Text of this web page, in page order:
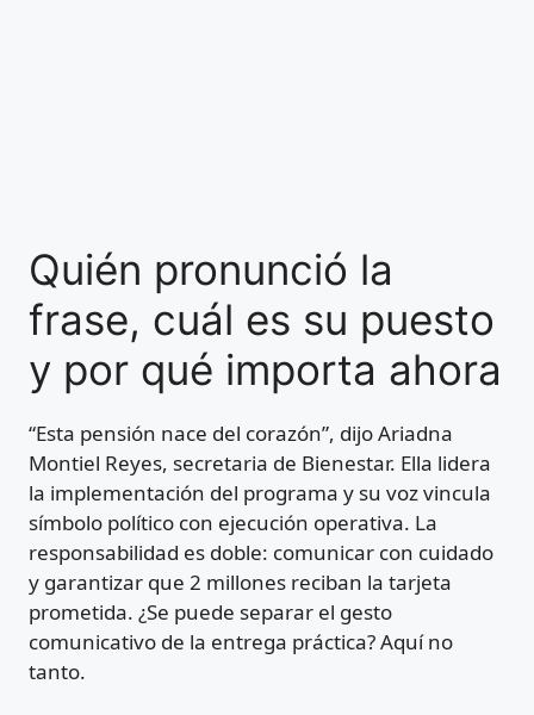
Quién pronunció la
frase, cuál es su puesto
y por qué importa ahora
“Esta pensión nace del corazón”, dijo Ariadna
Montiel Reyes, secretaria de Bienestar. Ella lidera
la implementación del programa y su voz vincula
símbolo político con ejecución operativa. La
responsabilidad es doble: comunicar con cuidado
y garantizar que 2 millones reciban la tarjeta
prometida. ¿Se puede separar el gesto
comunicativo de la entrega práctica? Aquí no
tanto.